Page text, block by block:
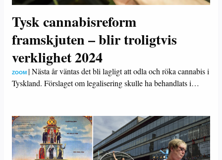
Tysk cannabisreform
framskjuten – blir troligtvis
verklighet 2024
ZOOM |Nästa år väntas det bli lagligt att odla och röka cannabis i
Tyskland. Förslaget om legalisering skulle ha behandlats i…